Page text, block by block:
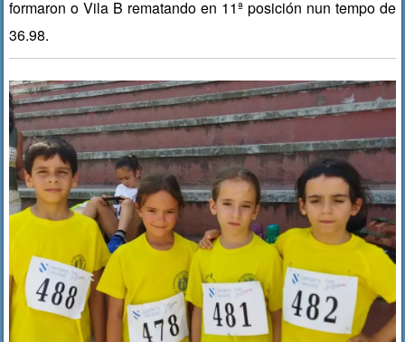
formaron o Vila B rematando en 11ª posición nun tempo de
36.98.